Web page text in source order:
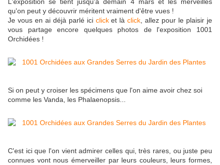
qu'on peut y découvrir méritent vraiment d'être vues !
Je vous en ai déjà parlé ici clicket làclick , allez pour le plaisir je
vous partage encore quelques photos de l'exposition 1001
Orchidées !
Si on peut y croiser les spécimens que l'on aime avoir chez soi
comme les Vanda, les Phalaenopsis...
C'est ici que l'on vient admirer celles qui, très rares, ou juste peu
connues vont nous émerveiller par leurs couleurs, leurs formes,